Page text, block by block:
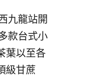
九龍站開
款台式小
葉以至各
級甘蔗